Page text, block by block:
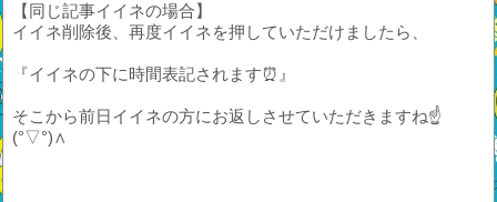
【同じ記事イイネの場合】
イイネ削除後、再度イイネを押していただけましたら、
『イイネの下に時間表記されます⏰』
そこから前日イイネの方にお返しさせていただきますね☝️
(°▽°)∧